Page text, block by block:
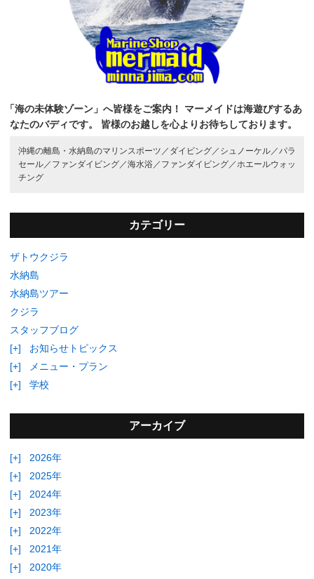
「海の未体験ゾーン」へ皆様をご案内！
マーメイドは海遊びするあ
なたのバディです。
皆様のお越しを心よりお待ちしております。
沖縄の離島・水納島のマリンスポーツ／ ダイビング／ シュノーケル／パラ
セール／ ファンダイビング／海水浴／ ファンダイビング／ホエールウォッ
チング
カテゴリー
ザトウクジラ
水納島
水納島ツアー
クジラ
スタッフブログ
[+]
お知らせトピックス
[+]
メニュー・プラン
[+]
学校
アーカイブ
[+]
2026年
[+]
2025年
[+]
2024年
[+]
2023年
[+]
2022年
[+]
2021年
[+]
2020年